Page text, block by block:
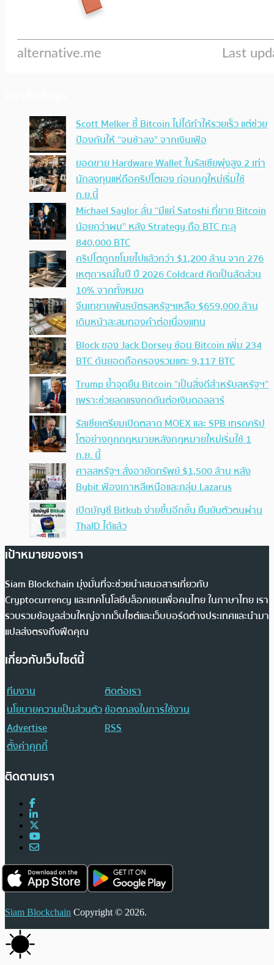
Scott Melker ชี้ Bitcoin ไม่ได้ทำให้รวยเร็ว แต่ช่วย
ป้องกันให้ “จนช้าลง” จากเงินเฟ้อ
ยอดขาย Hardware Wallet ในรัสเซียพุ่งสูง 2 เท่า
นักลงทุนแห่ถือคริปโตเอง ก่อนกฎใหม่เริ่มใช้
ก.ย.นี้
Michael Saylor ลั่น “มีแค่ Satoshi ที่ขาย Bitcoin
น้อยกว่าผม” หลัง Strategy ถือ BTC ทะลุ
840,000 BTC
คริปโตถูกขโมยไปแล้วกว่า $1,200 ล้าน จาก 276
เหตุการณ์ในปี ปี 2026 Coldcard คิดเป็นสัดส่วน
10% จากทั้งหมด
จีนเทขายพันธบัตรสหรัฐฯเหลือ $659,000 ล้าน
เดินหน้าสะสมทองคำต่อเนื่องแทน
Block ของ Jack Dorsey ช้อน Bitcoin เพิ่ม 234
BTC ดันยอดถือครองรวมแตะ 9,117 BTC
Trump ย้ำจุดยืน Bitcoin “เป็นสิ่งดีสำหรับสหรัฐฯ”
เพราะช่วยลดแรงกดดันต่อเงินดอลลาร์
รัสเซียเตรียมเปิดตลาด MOEX และ SPB เทรดคริป
โตอย่างถูกกฎหมายหลังกฎหมายใหม่เริ่มใช้ 1
ก.ย. นี้
ศาลสหรัฐฯ สั่งอายัดทรัพย์ $1,500 ล้าน หลัง
Bybit ฟ้องเกาหลีเหนือและกลุ่ม Lazarus
เปิดบัญชี Bitkub ง่ายขึ้นอีกขั้น ยืนยันตัวตนผ่าน
ThaID ได้แล้ว
เป้าหมายของเรา
Siam Blockchain มุ่งมั่นที่จะช่วยนำเสนอสารเกี่ยวกับ
Cryptocurrency และเทคโนโลยีบล็อกเชนเพื่อคนไทย ในภาษาไทย เรา
รวบรวมข้อมูลส่วนใหญ่จากเว็บไซต์และเว็บบอร์ดต่างประเทศและนำมา
แปลส่งตรงถึงฟีดคุณ
เกี่ยวกับเว็บไซต์นี้
ทีมงาน
ติดต่อเรา
นโยบายความเป็นส่วนตัวข้อตกลงในการใช้งาน
Advertise
RSS
ตั้งค่าคุกกี้
ติดตามเรา
Siam Blockchain Copyright © 2026.